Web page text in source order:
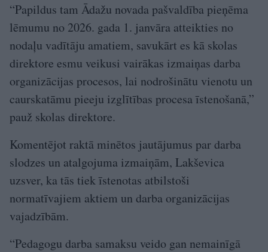
“Papildus tam Ādažu novada pašvaldība pieņēma
lēmumu no 2026. gada 1. janvāra atteikties no
nodaļu vadītāju amatiem, savukārt es kā skolas
direktore esmu veikusi vairākas izmaiņas darba
organizācijas procesos, lai nodrošinātu vienotu un
caurskatāmu pieeju izglītības procesa īstenošanā,”
pauž skolas direktore.
Komentējot raktā minētos jautājumus par darba
slodzes un atalgojuma izmaiņām, Lakševica
uzsver, ka tās tiek īstenotas atbilstoši
normatīvajiem aktiem un darba organizācijas
vajadzībām.
“Pedagogu darba samaksu veido gan nemainīgā